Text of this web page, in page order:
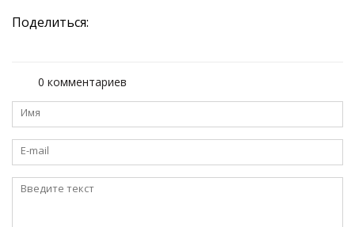
Поделиться:
0 комментариев